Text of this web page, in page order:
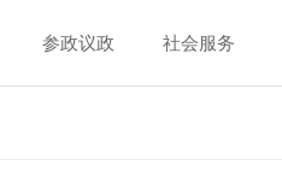
参政议政 社会服务